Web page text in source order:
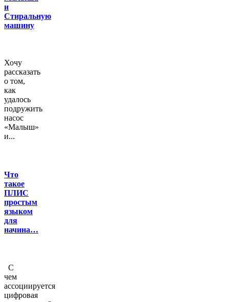
и
Стиральную
машину
Хочу
рассказать
о том,
как
удалось
подружить
насос
«Малыш»
и...
Что
такое
ПЛИС
простым
языком
для
начина…
С
чем
ассоциируется
цифровая